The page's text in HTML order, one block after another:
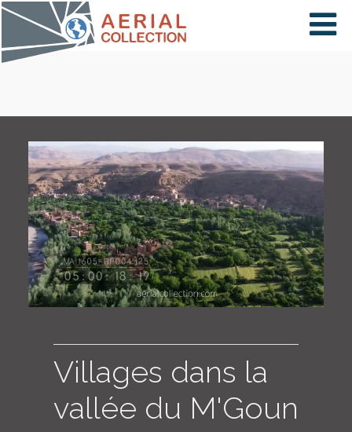
×
PAYS
CARTE
COLLECTIONS
LOGIN
ENGLISH
Villages dans la
vallée du M'Goun